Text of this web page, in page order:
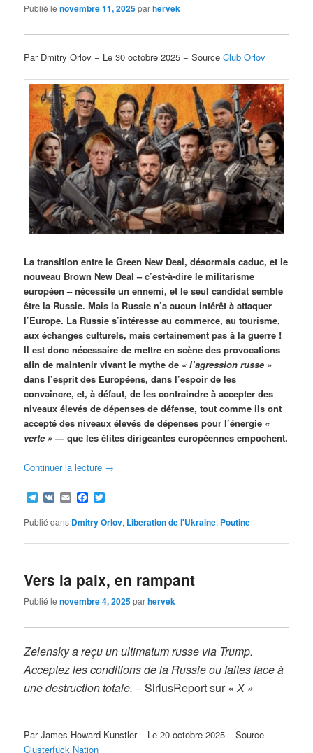
Publié lenovembre 11, 2025parhervek
Par Dmitry Orlov − Le 30 octobre 2025 − SourceClub Orlov
La transition entre le Green New Deal, désormais caduc, et le
nouveau Brown New Deal – c’est-à-dire le militarisme
européen – nécessite un ennemi, et le seul candidat semble
être la Russie. Mais la Russie n’a aucun intérêt à attaquer
l’Europe. La Russie s’intéresse au commerce, au tourisme,
aux échanges culturels, mais certainement pas à la guerre !
Il est donc nécessaire de mettre en scène des provocations
afin de maintenir vivant le mythe de « l’agression russe »
dans l’esprit des Européens, dans l’espoir de les
convaincre, et, à défaut, de les contraindre à accepter des
niveaux élevés de dépenses de défense, tout comme ils ont
accepté des niveaux élevés de dépenses pour l’énergie «
verte » — que les élites dirigeantes européennes empochent.
Continuer la lecture →
Telegram
VK EmailFacebook
Publié dans Dmitry Orlov, Liberation de l'Ukraine, Poutine
Vers la paix, en rampant
Publié lenovembre 4, 2025parhervek
Zelensky a reçu un ultimatum russe via Trump.
Acceptez les conditions de la Russie ou faites face à
une destruction totale. − SiriusReport sur« X »
Par James Howard Kunstler – Le 20 octobre 2025 – Source
Clusterfuck Nation